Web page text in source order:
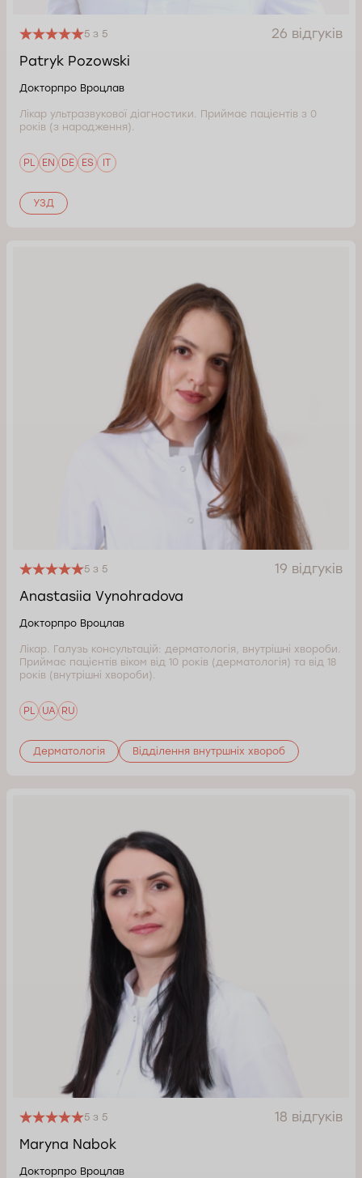
5 з 5
26 відгуків
Patryk Pozowski
Докторпро Вроцлав
Лікар ультразвукової діагностики. Приймає пацієнтів з 0
років (з народження).
PL EN DE ES IT
УЗД
5 з 5
19 відгуків
Anastasiia Vynohradova
Докторпро Вроцлав
Лікар. Галузь консультацій: дерматологія, внутрішні хвороби.
Приймає пацієнтів віком від 10 років (дерматологія) та від 18
років (внутрішні хвороби).
PL UA RU
Дерматологія Відділення внутршніх хвороб
5 з 5
18 відгуків
Maryna Nabok
Докторпро Вроцлав